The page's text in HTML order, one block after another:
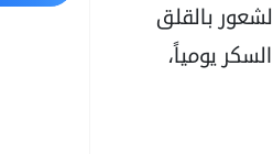
بالقلق
استهلاك أكثر من 25 غراماً من السكر يومياً،